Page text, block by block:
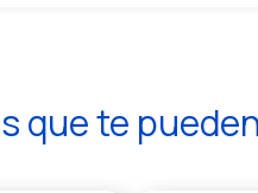
que te